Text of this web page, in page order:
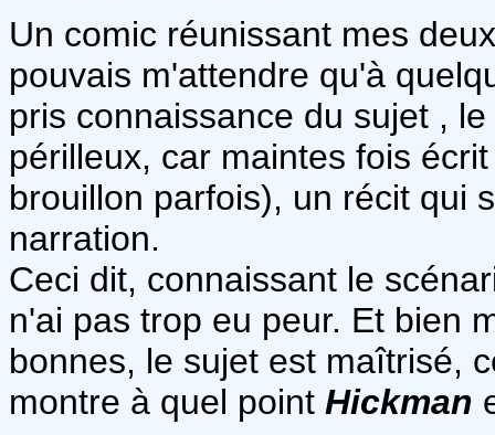
Un comic réunissant mes
pouvais m'attendre qu'à
pris connaissance du sujet ,
périlleux, car maintes fois
brouillon parfois), un récit qui
narration.
Ceci dit, connaissant le
n'ai pas trop eu peur. Et bien
bonnes, le sujet est maîtrisé,
montre à quel point Hickman